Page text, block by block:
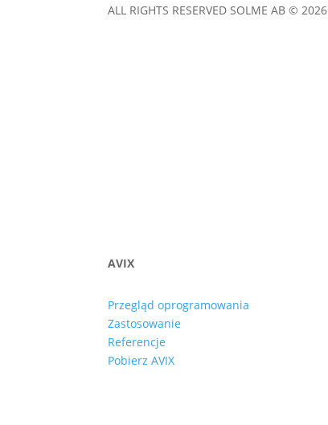
ALL RIGHTS RESERVED SOLME AB © 2026
AVIX
Przegląd oprogramowania
Zastosowanie
Referencje
Pobierz AVIX